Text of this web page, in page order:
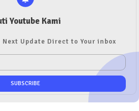
Youtube Kami
Update Direct to Your inbox